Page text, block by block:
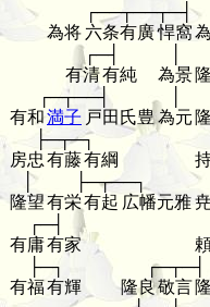
┌──┬──┬─┤
為将 六条有廣悍窩
┌─┤
有清有純 為景
┌─┬──┤
有和満子 戸田氏豊 為元
├─┬─┐
房忠 有藤有綱
│
├─┬──┐
隆望有栄有起 広幡元雅
┌─┤
有庸有家
├─┐
┌─┬─┤
有福有輝 隆良敬言